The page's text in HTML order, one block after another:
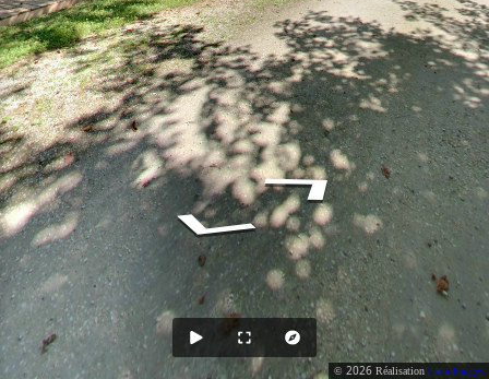
© 2026 Réalisation Com Images